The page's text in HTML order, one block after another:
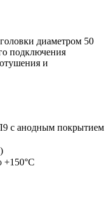
диаметром 50
подключения
и
с анодным покрытием
+150°C